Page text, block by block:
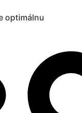
optimálnu